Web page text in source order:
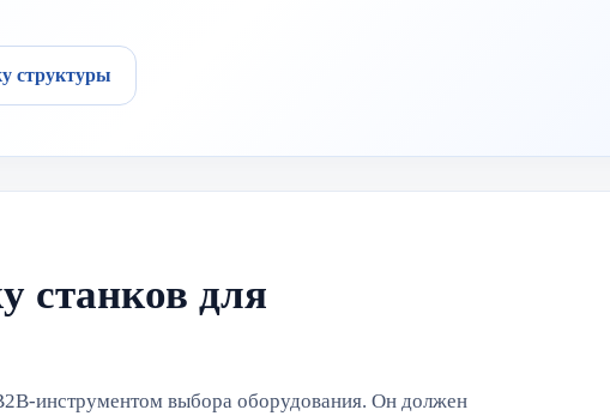
структуры
станков для
инструментом выбора оборудования. Он должен